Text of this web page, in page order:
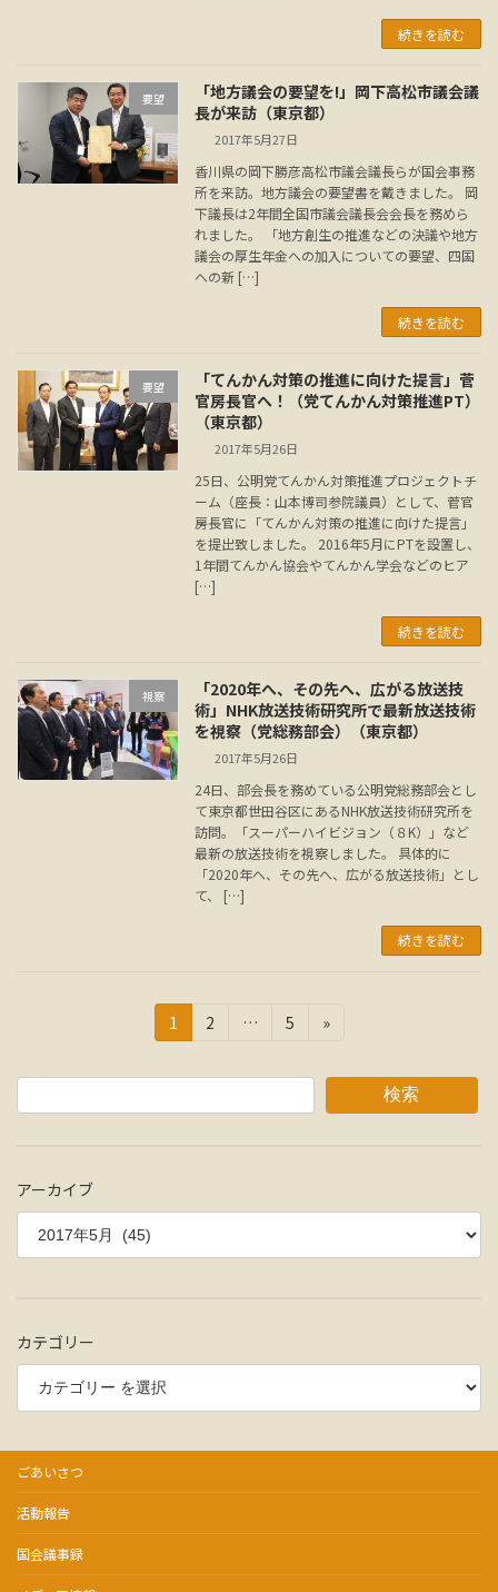
続きを読む
要望
「地方議会の要望を!」岡下高松市議会議
長が来訪（東京都）
2017年5月27日
香川県の岡下勝彦高松市議会議長らが国会事務
所を来訪。地方議会の要望書を戴きました。 岡
下議長は2年間全国市議会議長会会長を務めら
れました。 「地方創生の推進などの決議や地方
議会の厚生年金への加入についての要望、四国
への新 […]
続きを読む
要望
「てんかん対策の推進に向けた提言」菅
官房長官へ！（党てんかん対策推進PT）
（東京都）
2017年5月26日
25日、公明党てんかん対策推進プロジェクトチ
ーム（座長：山本博司参院議員）として、菅官
房長官に「てんかん対策の推進に向けた提言」
を提出致しました。 2016年5月にPTを設置し、
1年間てんかん協会やてんかん学会などのヒア
[…]
続きを読む
視察
「2020年へ、その先へ、広がる放送技
術」NHK放送技術研究所で最新放送技術
を視察（党総務部会）（東京都）
2017年5月26日
24日、部会長を務めている公明党総務部会とし
て東京都世田谷区にあるNHK放送技術研究所を
訪問。「スーパーハイビジョン（８K）」など
最新の放送技術を視察しました。 具体的に
「2020年へ、その先へ、広がる放送技術」とし
て、 […]
続きを読む
ジ
送
固
定
ジ
1
固
ジ
2 …
固
ジ
5 »
検索
アーカイブ
カテゴリー
ごあいさつ
活動報告
国会議事録